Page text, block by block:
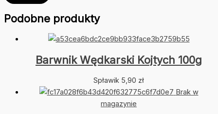
Podobne produkty
Barwnik Wędkarski Kojtych 100g
Spławik 5,90 zł
Brak w
magazynie